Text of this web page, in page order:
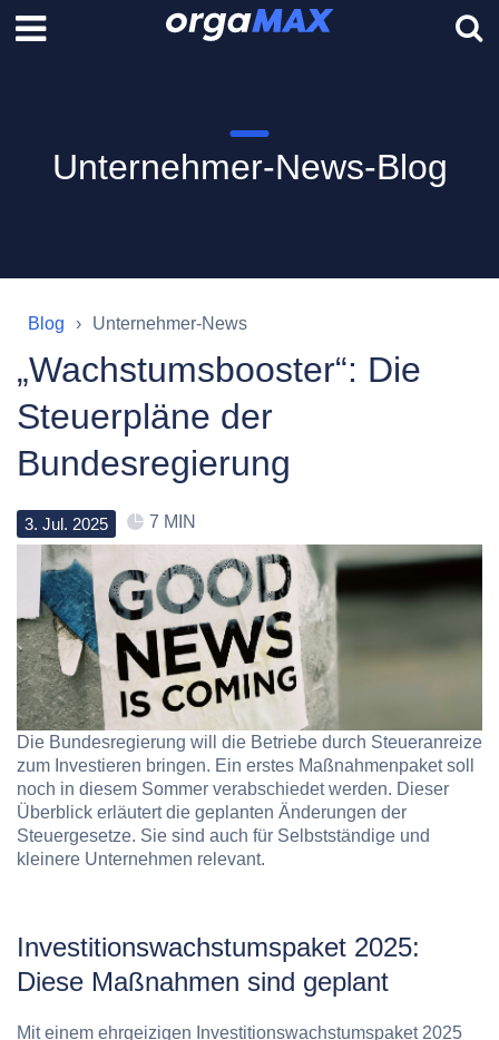
Unternehmer-News-Blog
Blog Unternehmer-News
„Wachstumsbooster“: Die
Steuerpläne der
Bundesregierung
3. Jul. 2025 7 MIN
Die Bundesregierung will die Betriebe durch Steueranreize
zum Investieren bringen. Ein erstes Maßnahmenpaket soll
noch in diesem Sommer verabschiedet werden. Dieser
Überblick erläutert die geplanten Änderungen der
Steuergesetze. Sie sind auch für Selbstständige und
kleinere Unternehmen relevant.
Investitionswachstumspaket 2025:
Diese Maßnahmen sind geplant
Mit einem ehrgeizigen Investitionswachstumspaket 2025